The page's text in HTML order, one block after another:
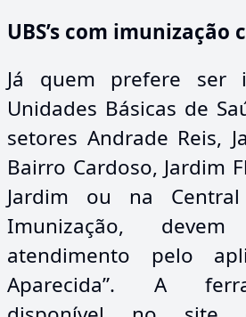
UBS’s com imunização
Já quem prefere ser
Unidades Básicas de
setores Andrade Reis,
Bairro Cardoso, Jardim
Jardim ou na
Imunização,
atendimento pelo
Aparecida”. A